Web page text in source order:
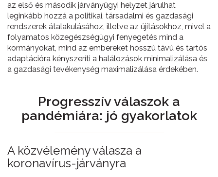
az első és második járványügyi helyzet járulhat
leginkább hozzá a politikai, társadalmi és gazdasági
rendszerek átalakulásához, illetve az újításokhoz, mivel a
folyamatos közegészségügyi fenyegetés mind a
kormányokat, mind az embereket hosszú távú és tartós
adaptációra kényszeríti a halálozások minimalizálása és
a gazdasági tevékenység maximalizálása érdekében.
Progresszív válaszok a
pandémiára: jó gyakorlatok
A közvélemény válasza a
koronavírus-járványra